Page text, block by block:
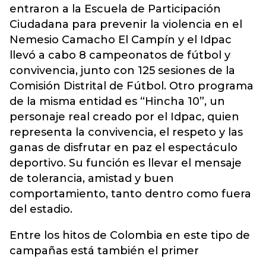
entraron a la Escuela de Participación
Ciudadana para prevenir la violencia en el
Nemesio Camacho El Campín y el Idpac
llevó a cabo 8 campeonatos de fútbol y
convivencia, junto con 125 sesiones de la
Comisión Distrital de Fútbol. Otro programa
de la misma entidad es “Hincha 10”, un
personaje real creado por el Idpac, quien
representa la convivencia, el respeto y las
ganas de disfrutar en paz el espectáculo
deportivo. Su función es llevar el mensaje
de tolerancia, amistad y buen
comportamiento, tanto dentro como fuera
del estadio.
Entre los hitos de Colombia en este tipo de
campañas está también el primer